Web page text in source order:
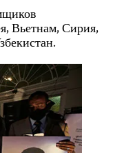
Вьетнам, Сирия,